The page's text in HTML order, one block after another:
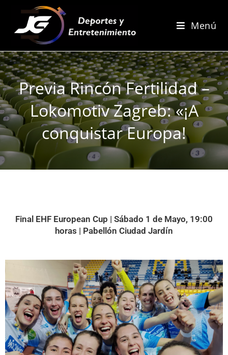
Menú
Previa Rincón Fertilidad –
Lokomotiv Zagreb: «¡A
conquistar Europa!
Final EHF European Cup | Sábado 1 de Mayo, 19:00
horas | Pabellón Ciudad Jardín